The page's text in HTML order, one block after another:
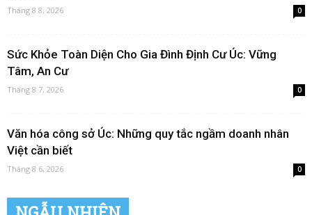
Tháng 8 8, 2026 0
Sức Khỏe Toàn Diện Cho Gia Đình Định Cư Úc: Vững
Tâm, An Cư
Tháng 8 7, 2026 0
Văn hóa công sở Úc: Những quy tắc ngầm doanh nhân
Việt cần biết
Tháng 8 6, 2026 0